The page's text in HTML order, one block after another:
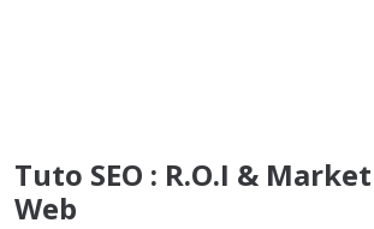
Tuto SEO : R.O.I &
Web